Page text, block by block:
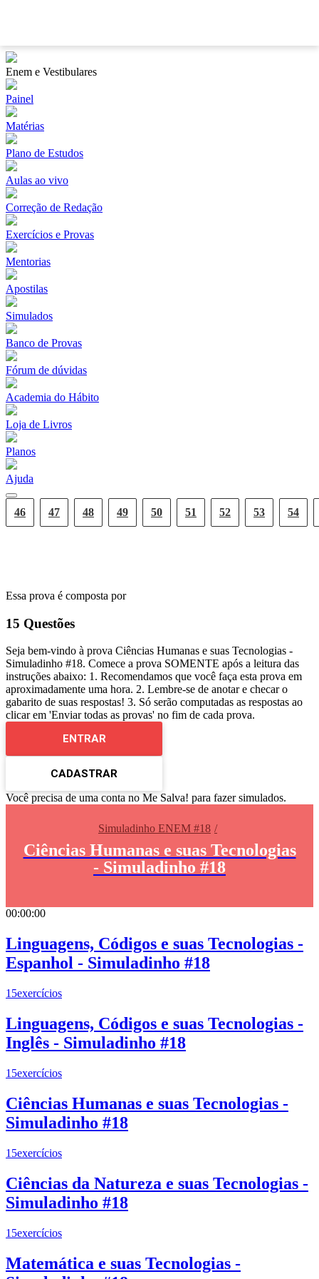
Enem e Vestibulares
Painel
Matérias
Plano de Estudos
Aulas ao vivo
Correção de Redação
Exercícios e Provas
Mentorias
Apostilas
Simulados
Banco de Provas
Fórum de dúvidas
Academia do Hábito
Loja de Livros
Planos
Ajuda
46 47 48 49 50 51 52 53 54
Essa prova é composta por
15 Questões
Seja bem-vindo à prova Ciências Humanas e suas Tecnologias -
Simuladinho #18. Comece a prova SOMENTE após a leitura das
instruções abaixo: 1. Recomendamos que você faça esta prova em
aproximadamente uma hora. 2. Lembre-se de anotar e checar o
gabarito de suas respostas! 3. Só serão computadas as respostas ao
clicar em 'Enviar todas as provas' no fim de cada prova.
ENTRAR
CADASTRAR
Você precisa de uma conta no Me Salva! para fazer simulados.
Simuladinho ENEM #18
Ciências Humanas e suas Tecnologias
- Simuladinho #18
00:00:00
Linguagens, Códigos e suas Tecnologias -
Espanhol - Simuladinho #18
15exercícios
Linguagens, Códigos e suas Tecnologias -
Inglês - Simuladinho #18
15exercícios
Ciências Humanas e suas Tecnologias -
Simuladinho #18
15exercícios
Ciências da Natureza e suas Tecnologias -
Simuladinho #18
15exercícios
Matemática e suas Tecnologias -